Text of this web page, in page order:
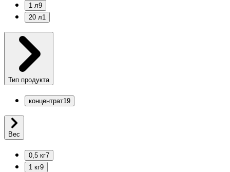
1 л9
20 л1
Тип продукта
концентрат19
Вес
0,5 кг7
1 кг9